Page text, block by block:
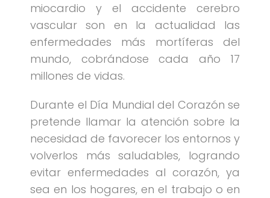
miocardio y el accidente cerebro
vascular son en la actualidad las
enfermedades más mortíferas del
mundo, cobrándose cada año 17
millones de vidas.
Durante el Día Mundial del Corazón se
pretende llamar la atención sobre la
necesidad de favorecer los entornos y
volverlos más saludables, logrando
evitar enfermedades al corazón, ya
sea en los hogares, en el trabajo o en